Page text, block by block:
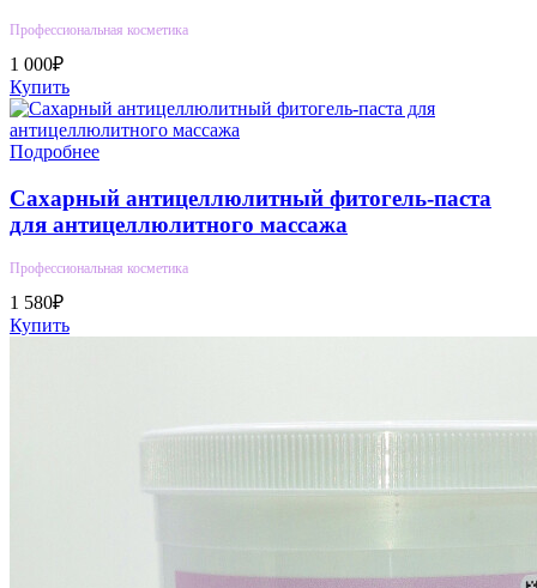
Профессиональная косметика
1 000₽
Купить
Подробнее
Сахарный антицеллюлитный фитогель-паста
для антицеллюлитного массажа
Профессиональная косметика
1 580₽
Купить